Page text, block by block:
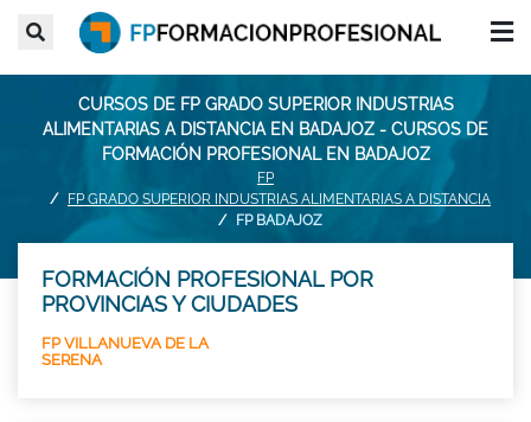
CURSOS DE FP GRADO SUPERIOR INDUSTRIAS
ALIMENTARIAS A DISTANCIA EN BADAJOZ - CURSOS DE
FORMACIÓN PROFESIONAL EN BADAJOZ
FP
FP GRADO SUPERIOR INDUSTRIAS ALIMENTARIAS A DISTANCIA
FP BADAJOZ
FORMACIÓN PROFESIONAL POR
PROVINCIAS Y CIUDADES
FP VILLANUEVA DE LA
SERENA